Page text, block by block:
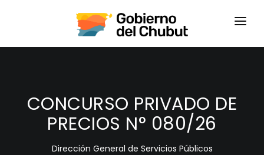
HOME
CONCURSO PRIVADO DE
PRECIOS N° 080/26
Dirección General de Servicios Públicos